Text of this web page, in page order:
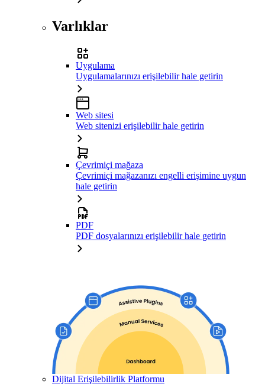
Varlıklar
Uygulama
Uygulamalarınızı erişilebilir hale getirin
Web sitesi
Web sitenizi erişilebilir hale getirin
Çevrimiçi mağaza
Çevrimiçi mağazanızı engelli erişimine uygun
hale getirin
PDF
PDF dosyalarınızı erişilebilir hale getirin
Dijital Erişilebilirlik Platformu